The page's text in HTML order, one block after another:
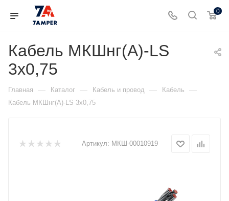
0
Кабель МКШнг(А)-LS
3х0,75
Главная — Каталог — Кабель и провод — Кабель —
Кабель МКШнг(А)-LS 3х0,75
Артикул: МКШ-00010919